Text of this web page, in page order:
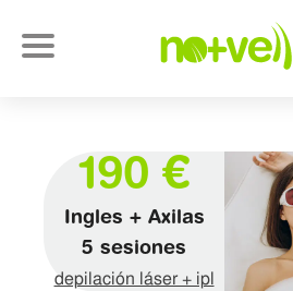
190 €
Ingles + Axilas
5 sesiones
depilación láser + ipl